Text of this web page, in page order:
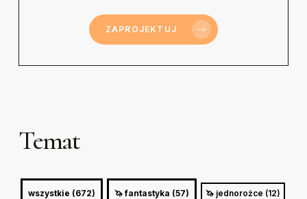
ZAPROJEKTUJ
Temat
wszystkie (672) 🦄 fantastyka (57) 🦄 jednorożce (12)